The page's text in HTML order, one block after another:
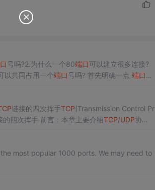
号吗?2.为什么一个80端口可以建立很多连接?
以共同占用一个端口 号吗? 首先明确一点 端口 是
链接的四次挥手TCP(Transmission Control Pr
的四次挥手 前言：本章主要介绍TCP/UDP协议
most popular 1000 ports. We may need to